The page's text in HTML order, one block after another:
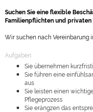
Suchen Sie eine flexible
Familienpflichten und
Wir suchen nach Vereinbarung
Aufgaben
Sie übernehmen
Sie führen eine
aus
Sie leisten einen
Pflegeprozess
Sie erängzen das